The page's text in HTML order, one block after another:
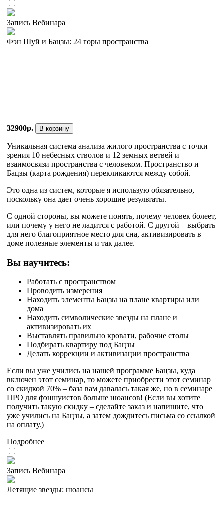
Запись Вебинара
Фэн Шуй и Бацзы: 24 горы пространства
32900р. В корзину
Уникальная система анализа жилого пространства с точки
зрения 10 небесных стволов и 12 земных ветвей и
взаимосвязи пространства с человеком. Пространство и
Бацзы (карта рождения) перекликаются между собой.
Это одна из систем, которые я использую обязательно,
поскольку она дает очень хорошие результаты.
С одной стороны, вы можете понять, почему человек болеет,
или почему у него не ладится с работой. С другой – выбрать
для него благоприятное место для сна, активизировать в
доме полезные элементы и так далее.
Вы научитесь:
Работать с пространством
Проводить измерения
Находить элементы Бацзы на плане квартиры или
дома
Находить символические звезды на плане и
активизировать их
Выставлять правильно кровати, рабочие столы
Подбирать квартиру под Бацзы
Делать коррекции и активизации пространства
Если вы уже учились на нашей программе Бацзы, куда
включен этот семинар, то можете приобрести этот семинар
со скидкой 70% – база вам давалась такая же, но в семинаре
ПРО для фэншуистов больше нюансов! (Если вы хотите
получить такую скидку – сделайте заказ и напишите, что
уже учились на Бацзы, а затем дождитесь письма со ссылкой
на оплату.)
Подробнее
Запись Вебинара
Летящие звезды: нюансы